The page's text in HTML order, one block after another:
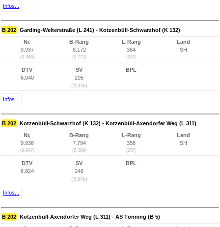
Infos...
B 202 Garding-Welterstraße (L 241) - Kotzenbüll-Schwarzhof (K 132)
Nr.
9.937
(9.946)
B-Rang
8.172
(5.773)
L-Rang
384
(283)
Land
SH
DTV
6.040
SV
205
(3,4%)
BPL
Infos...
B 202 Kotzenbüll-Schwarzhof (K 132) - Kotzenbüll-Axendorfer Weg (L 311)
Nr.
9.938
(9.947)
B-Rang
7.794
(5.399)
L-Rang
358
(257)
Land
SH
DTV
6.824
SV
246
(3,6%)
BPL
Infos...
B 202 Kotzenbüll-Axendorfer Weg (L 311) - AS Tönning (B 5)